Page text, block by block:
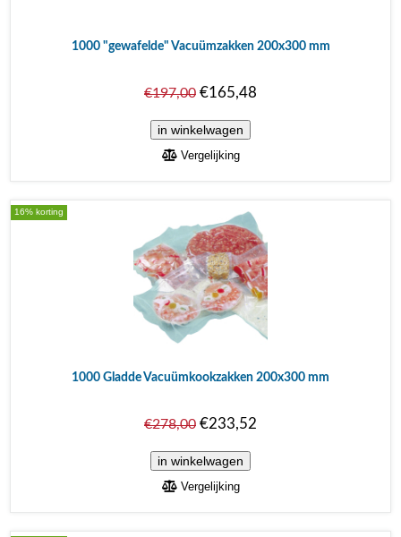
1000 "gewafelde" Vacuümzakken 200x300 mm
€197,00 €165,48
Vergelijking
16% korting
1000 Gladde Vacuümkookzakken 200x300 mm
€278,00 €233,52
Vergelijking